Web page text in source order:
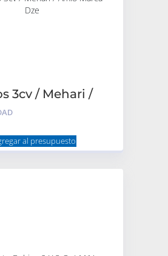
3cv / Mehari /
Dze
al presupuesto